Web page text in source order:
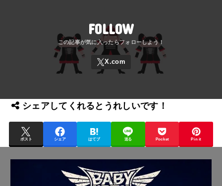
FOLLOW
シェアしてくれるとうれしいです！
ポスト シェア はてブ 送る Pocket Pin it